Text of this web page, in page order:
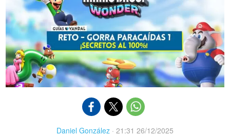
Daniel González · 21:31 26/12/2025